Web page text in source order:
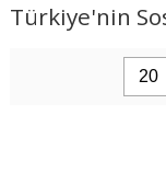
Türkiye'nin